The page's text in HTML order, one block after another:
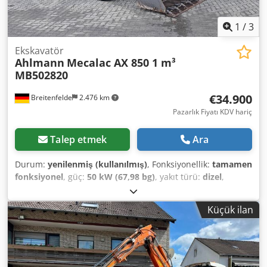
1 /3
Breitenfelde 2.476 km
Ekskavatör
Ahlmann Mecalac AX 850 1 m³
MB502820
€34.900
Pazarlık Fiyatı KDV hariç
Talep etmek Ara
Durum: yenilenmiş (kullanılmış), Fonksiyonellik: tamamen
fonksiyonel, güç: 50 kW (67,98 bg), yakıt türü: dizel,
, lastik boyutu:
hacmi:1 m³, Üretim yılı:2023, çalışma saatleri:570 h,
Donanım:UVV güvenlik kontrolü, arka toplama ünitesi,
ek farlar, hidrolik, kabin, palet çatalları, standart kepçe
Motor Kademesi V, 20. km/sürüm, Sürekli devre yardımcı
hidroliği, 1'inci ek devre için hidrolik kaplinler, Grammer
rahat koltuk, Dwedpfotrna Hex Amnea Mitas 405/70 R18
Küçük ilan